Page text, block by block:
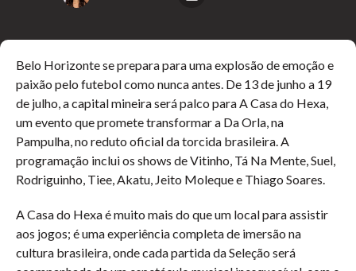
Belo Horizonte se prepara para uma explosão de emoção e
paixão pelo futebol como nunca antes. De 13 de junho a 19
de julho, a capital mineira será palco para A Casa do Hexa,
um evento que promete transformar a Da Orla, na
Pampulha, no reduto oficial da torcida brasileira. A
programação inclui os shows de Vitinho, Tá Na Mente, Suel,
Rodriguinho, Tiee, Akatu, Jeito Moleque e Thiago Soares.
A Casa do Hexa é muito mais do que um local para assistir
aos jogos; é uma experiência completa de imersão na
cultura brasileira, onde cada partida da Seleção será